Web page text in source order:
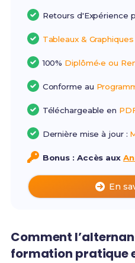
Retours d'Expérience
Tableaux & Graphiques
100% Diplômé•e ou
Conforme au
Téléchargeable en
Dernière mise à jour :
Bonus : Accès aux
En
Comment
formation pratique